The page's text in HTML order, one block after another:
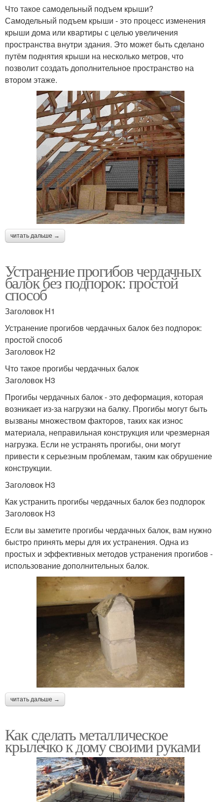
Что такое самодельный подъем крыши?
Самодельный подъем крыши - это процесс изменения
крыши дома или квартиры с целью увеличения
пространства внутри здания. Это может быть сделано
путём поднятия крыши на несколько метров, что
позволит создать дополнительное пространство на
втором этаже.
читать дальше →
Устранение прогибов чердачных
балок без подпорок: простой
способ
Заголовок H1
Устранение прогибов чердачных балок без подпорок:
простой способ
Заголовок H2
Что такое прогибы чердачных балок
Заголовок H3
Прогибы чердачных балок - это деформация, которая
возникает из-за нагрузки на балку. Прогибы могут быть
вызваны множеством факторов, таких как износ
материала, неправильная конструкция или чрезмерная
нагрузка. Если не устранять прогибы, они могут
привести к серьезным проблемам, таким как обрушение
конструкции.
Заголовок H3
Как устранить прогибы чердачных балок без подпорок
Заголовок H3
Если вы заметите прогибы чердачных балок, вам нужно
быстро принять меры для их устранения. Одна из
простых и эффективных методов устранения прогибов -
использование дополнительных балок.
читать дальше →
Как сделать металлическое
крылечко к дому своими руками